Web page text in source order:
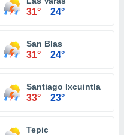
31° 24°
San Blas
31° 24°
Santiago Ixcuintla
33° 23°
Tepic